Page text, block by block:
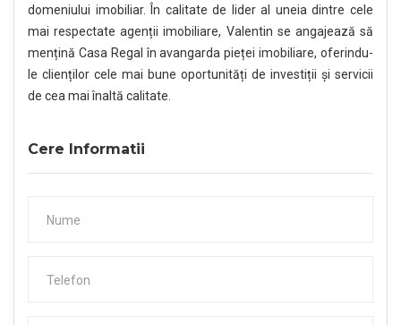
domeniului imobiliar. În calitate de lider al uneia dintre cele
mai respectate agenții imobiliare, Valentin se angajează să
mențină Casa Regal în avangarda pieței imobiliare, oferindu-
le clienților cele mai bune oportunități de investiții și servicii
de cea mai înaltă calitate.
Cere Informatii